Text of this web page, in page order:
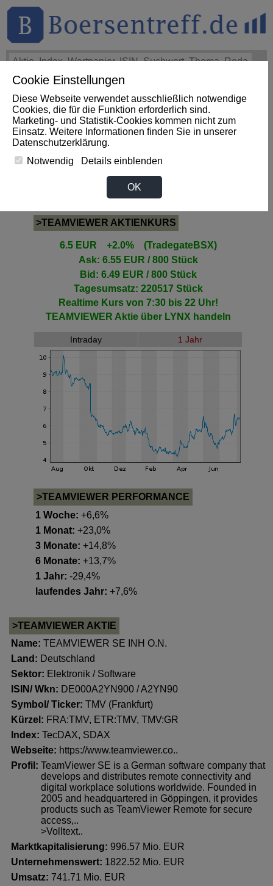
Cookie Einstellungen
Diese Webseite verwendet ausschließlich notwendige
Cookies, die für die Funktion erforderlich sind.
Marketing- und Statistik-Cookies kommen nicht zum
Einsatz. Weitere Informationen finden Sie in unserer
Datenschutzerklärung.
Notwendig
Details einblenden
OK
THEMEN HOT-STOCKS
Impact News +++ First Phosphate Corp.: First Phosphate
Announces Uplisting of American Depositary Receipt (ADR)
to Nasdaq... (Newsfile) +++ FIRST PHOSPHATE Aktie
+4,02%
TEAMVIEWER Aktie
>TEAMVIEWER AKTIENKURS
6.5 EUR +2.0% (TradegateBSX)
Ask: 6.55 EUR / 800 Stück
Bid: 6.49 EUR / 800 Stück
Tagesumsatz: 220517 Stück
Realtime Kurs von 7:30 bis 22 Uhr!
TEAMVIEWER Aktieüber LYNX handeln
Intraday 1 Jahr
>TEAMVIEWER PERFORMANCE
1 Woche: +6,6%
1 Monat: +23,0%
3 Monate: +14,8%
6 Monate: +13,7%
1 Jahr: -29,4%
laufendes Jahr: +7,6%
>TEAMVIEWER AKTIE
Name: TEAMVIEWER SE INH O.N.
Land: Deutschland
Sektor: Elektronik / Software
ISIN/ Wkn: DE000A2YN900 / A2YN90
Symbol/ Ticker: TMV (Frankfurt)
Kürzel: FRA:TMV, ETR:TMV, TMV:GR
Index: TecDAX, SDAX
Webseite: https://www.teamviewer.co..
Profil: TeamViewer SE is a German software company that
develops and distributes remote connectivity and
digital workplace solutions worldwide. Founded in
2005 and headquartered in Göppingen, it provides
products such as TeamViewer Remote for secure
access,..
>Volltext..
Marktkapitalisierung: 996.57 Mio. EUR
Unternehmenswert: 1822.52 Mio. EUR
Umsatz: 741.71 Mio. EUR